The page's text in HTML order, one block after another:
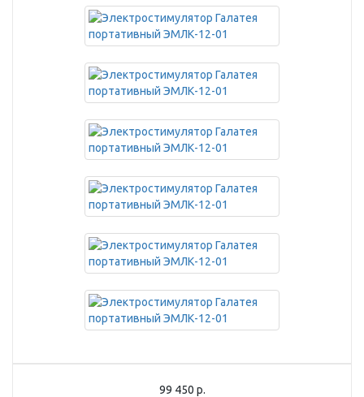
99 450 р.